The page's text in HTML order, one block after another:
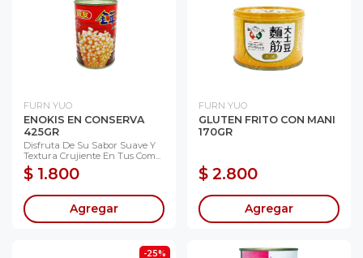
FURN YUO
ENOKIS EN CONSERVA
425GR
Disfruta De Su Sabor Suave Y
Textura Crujiente En Tus Com...
$ 1.800
Agregar
FURN YUO
GLUTEN FRITO CON MANI
170GR
$ 2.800
Agregar
-25%